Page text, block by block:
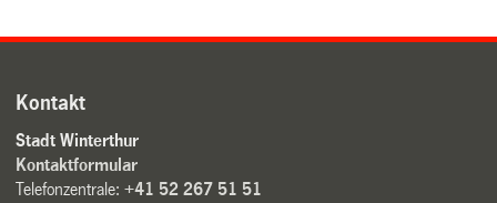
Kontakt
Stadt Winterthur
Kontaktformular
Telefonzentrale:+41 52 267 51 51